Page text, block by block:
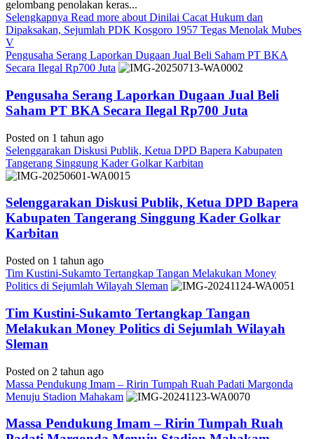
gelombang penolakan keras...
Selengkapnya Read more about Dinilai Cacat Hukum dan
Dipaksakan, Sejumlah PDK Kosgoro 1957 Tegas Menolak Mubes
V
Pengusaha Serang Laporkan Dugaan Jual Beli Saham PT BKA
Secara Ilegal Rp700 Juta
Pengusaha Serang Laporkan Dugaan Jual Beli
Saham PT BKA Secara Ilegal Rp700 Juta
Posted on 1 tahun ago
Selenggarakan Diskusi Publik, Ketua DPD Bapera Kabupaten
Tangerang Singgung Kader Golkar Karbitan
Selenggarakan Diskusi Publik, Ketua DPD Bapera
Kabupaten Tangerang Singgung Kader Golkar
Karbitan
Posted on 1 tahun ago
Tim Kustini-Sukamto Tertangkap Tangan Melakukan Money
Politics di Sejumlah Wilayah Sleman
Tim Kustini-Sukamto Tertangkap Tangan
Melakukan Money Politics di Sejumlah Wilayah
Sleman
Posted on 2 tahun ago
Massa Pendukung Imam – Ririn Tumpah Ruah Padati Margonda
Menuju Stadion Mahakam
Massa Pendukung Imam – Ririn Tumpah Ruah